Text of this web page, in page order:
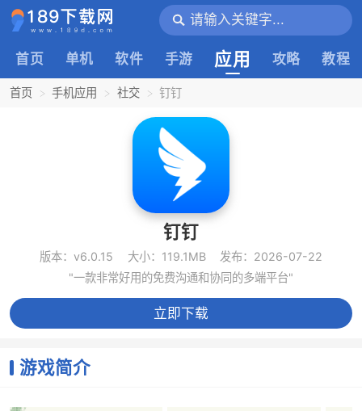
首页 单机 软件 手游 应用 攻略 教程
首页 手机应用 社交 钉钉
钉钉
版本：v6.0.15 大小：119.1MB
发布：2026-07-22
"一款非常好用的免费沟通和协同的多端平台"
立即下载
游戏简介